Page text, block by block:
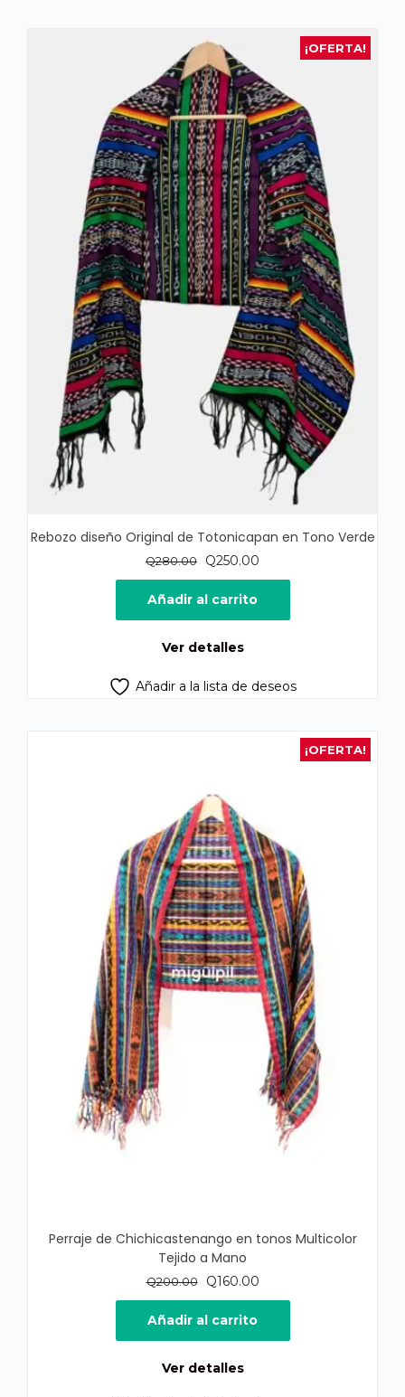
¡OFERTA!
Rebozo diseño Original de Totonicapan en Tono Verde
Q280.00
El
precio
original
Q250.00
precio
Añadir al carrito
Ver detalles
Añadir a la lista de deseos
¡OFERTA!
Perraje de Chichicastenango en tonos Multicolor
Tejido a Mano
Q200.00
El
precio
original
era:
Q160.00El
precio
es:
Añadir al carrito
Ver detalles